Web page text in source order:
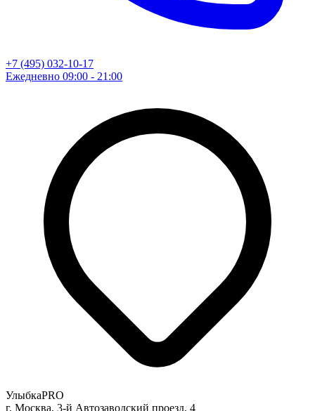
+7 (495) 032-10-17
Ежедневно 09:00 - 21:00
УлыбкаPRO
г. Москва, 3-й Автозаводский проезд, 4